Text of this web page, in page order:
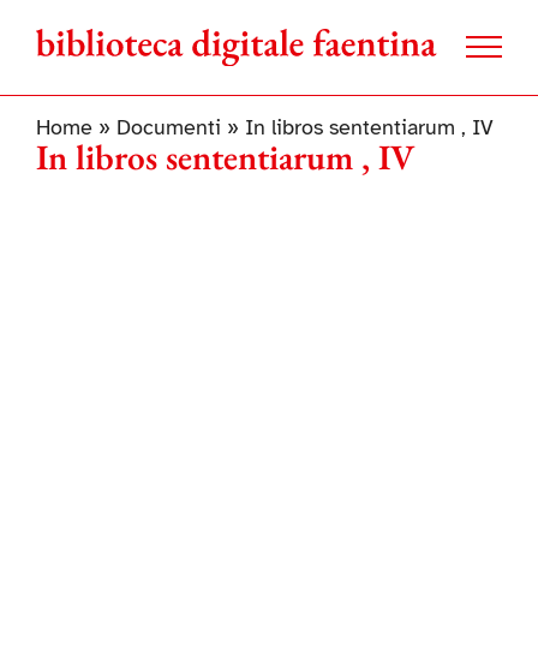
contenuto
Home» Documenti » In libros sententiarum , IV
In libros sententiarum , IV